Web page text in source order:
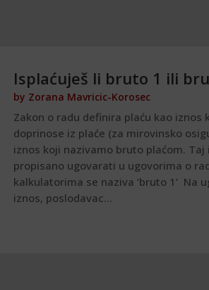
Isplaćuješ li bruto 1 ili
by Zorana Mavricic-Korosec
Zakon o radu definira plaću kao iznos
doprinose iz plaće (za mirovinsko
iznos koji nazivamo bruto plaćom. Taj
propisano ugovarati u ugovorima o
kalkulatorima se naziva ‘bruto 1’ Na
iznos, poslodavac...